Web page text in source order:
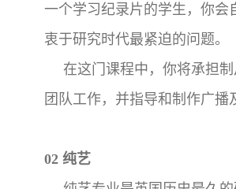
一个学习纪录片的学生，你会
衷于研究时代最紧迫的问题。
在这门课程中，你将承担
团队工作，并指导和制作广播
02 纯艺